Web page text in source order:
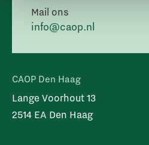
Mail ons
info@caop.nl
CAOP Den Haag
Lange Voorhout 13
2514 EA Den Haag